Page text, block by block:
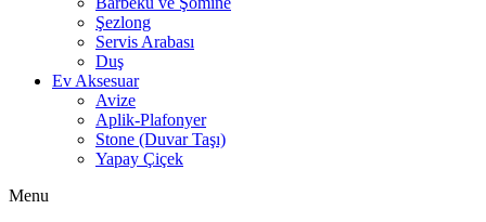
Şezlong
Servis Arabası
Duş
Ev Aksesuar
Avize
Aplik-Plafonyer
Stone (Duvar Taşı)
Yapay Çiçek
Menu